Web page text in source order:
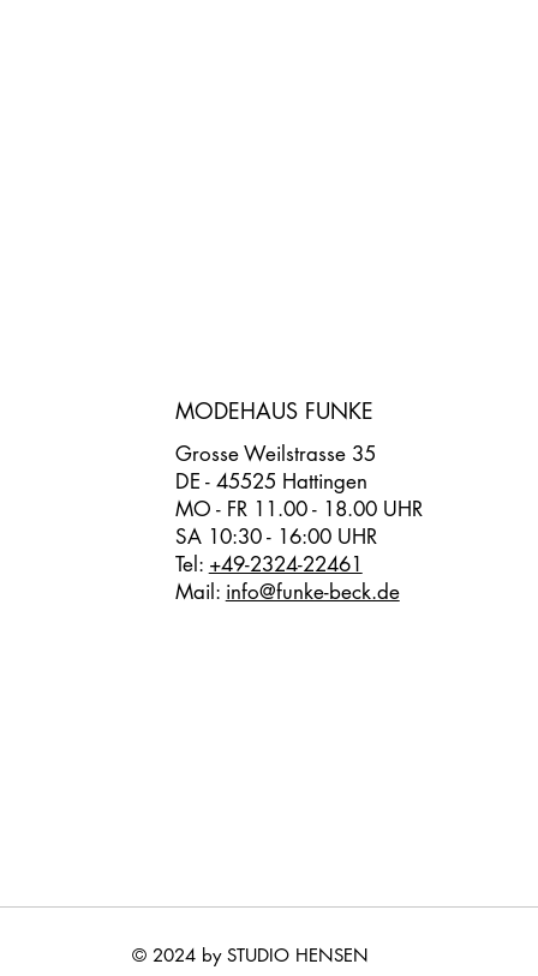
Grosse Weilstrasse 35
DE - 45525 Hattingen
MO - FR 11.00 - 18.00 UHR
SA 10:30 - 16:00 UHR
Tel: +49-2324-22461
Mail: info@funke-beck.de
MODEHAUS FUNKE
© 2024 by STUDIO HENSEN